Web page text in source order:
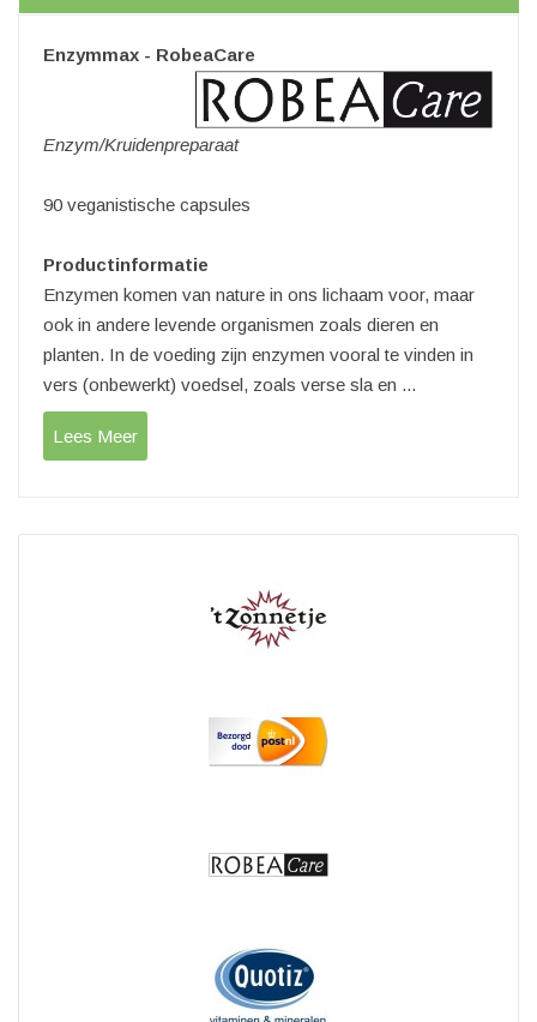
Enzymmax - RobeaCare
Enzym/Kruidenpreparaat
90 veganistische capsules
Productinformatie
Enzymen komen van nature in ons lichaam voor, maar
ook in andere levende organismen zoals dieren en
planten. In de voeding zijn enzymen vooral te vinden in
vers (onbewerkt) voedsel, zoals verse sla en ...
Lees Meer